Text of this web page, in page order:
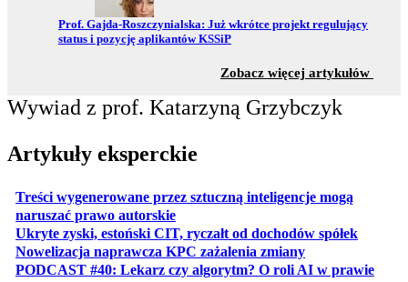
Przejdź do:
Prof. Gajda-Roszczynialska: Już wkrótce projekt regulujący
status i pozycję aplikantów KSSiP
Zobacz więcej artykułów
Wywiad z prof. Katarzyną Grzybczyk
Artykuły eksperckie
Treści wygenerowane przez sztuczną inteligencje mogą
naruszać prawo autorskieotwiera się w nowej karcie
Ukryte zyski, estoński CIT, ryczałt od dochodów spółekotwiera
Nowelizacja naprawcza KPC zażalenia zmianyotwiera się w
PODCAST #40: Lekarz czy algorytm? O roli AI w prawie